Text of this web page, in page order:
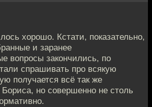
хорошо. Кстати, показательно,
и заранее
вопросы закончились, по
спрашивать про всякую
получается всё так же
но совершенно не столь